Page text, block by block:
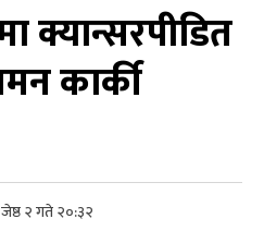
क्यान्सरपीडित
कार्की
२ गते २०:३२